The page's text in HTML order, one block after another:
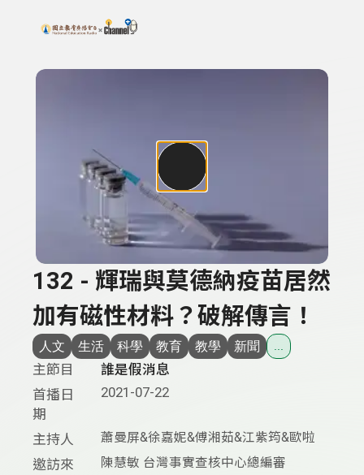
上方功能區塊
搜尋關鍵字：可輸入節目名稱、主持人或關鍵字
132 - 輝瑞與莫德納疫苗居然
加有磁性材料？破解傳言！
人文 生活 科學 教育 教學 新聞 ...
主節目
誰是假消息
首播日
期
2021-07-22
主持人 蕭曼屏&徐嘉妮&傅湘茹&江紫筠&歐啦
邀訪來
陳慧敏 台灣事實查核中心總編審